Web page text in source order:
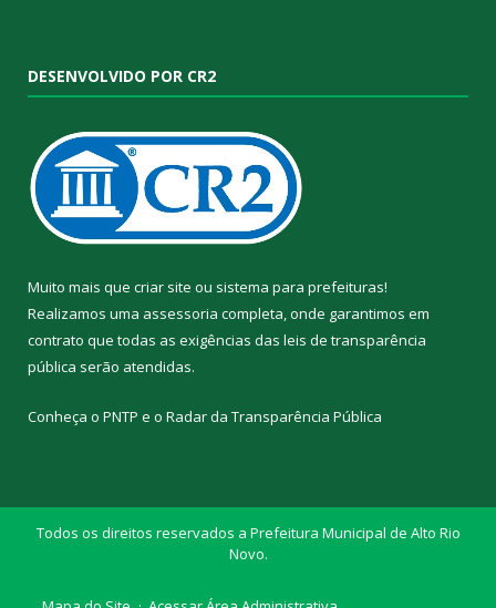
DESENVOLVIDO POR CR2
Muito mais que criar site ou sistema para prefeituras!
Realizamos uma assessoria completa, onde garantimos em
contrato que todas as exigências das leis de transparência
pública serão atendidas.
Conheça o PNTP e o Radar da Transparência Pública
Todos os direitos reservados a Prefeitura Municipal de Alto Rio
Novo.